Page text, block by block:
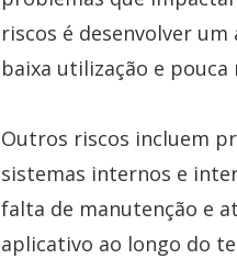
riscos é desenvolver
baixa utilização e
Outros riscos incluem
sistemas internos e
falta de manutenção e
aplicativo ao longo do